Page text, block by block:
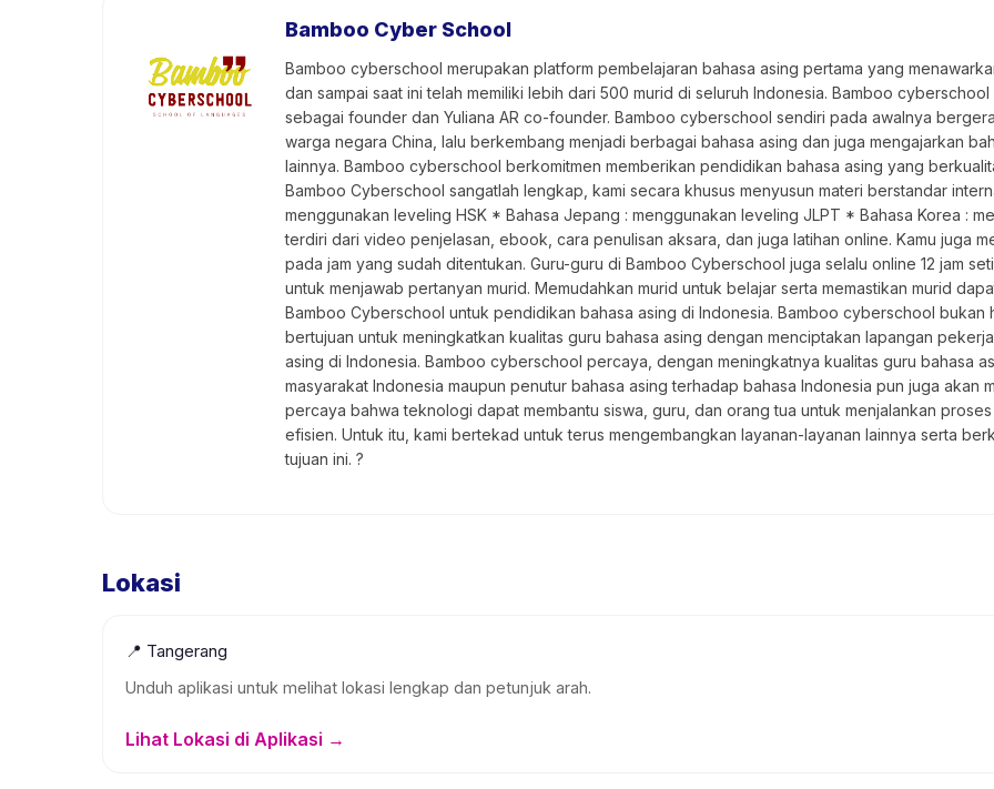
Bamboo Cyber School
Bamboo cyberschool merupakan platform pembelajaran bahasa asing pertama yang
dan sampai saat ini telah memiliki lebih dari 500 murid di seluruh Indonesia. Bamboo
sebagai founder dan Yuliana AR co-founder. Bamboo cyberschool sendiri pada awalnya
warga negara China, lalu berkembang menjadi berbagai bahasa asing dan juga mengajarkan
lainnya. Bamboo cyberschool berkomitmen memberikan pendidikan bahasa asing yang
Bamboo Cyberschool sangatlah lengkap, kami secara khusus menyusun materi berstandar
menggunakan leveling HSK * Bahasa Jepang : menggunakan leveling JLPT * Bahasa Korea :
terdiri dari video penjelasan, ebook, cara penulisan aksara, dan juga latihan online. Kamu juga
pada jam yang sudah ditentukan. Guru-guru di Bamboo Cyberschool juga selalu online 12 jam
untuk menjawab pertanyan murid. Memudahkan murid untuk belajar serta memastikan murid
Bamboo Cyberschool untuk pendidikan bahasa asing di Indonesia. Bamboo cyberschool
bertujuan untuk meningkatkan kualitas guru bahasa asing dengan menciptakan lapangan
asing di Indonesia. Bamboo cyberschool percaya, dengan meningkatnya kualitas guru bahasa
masyarakat Indonesia maupun penutur bahasa asing terhadap bahasa Indonesia pun juga akan
percaya bahwa teknologi dapat membantu siswa, guru, dan orang tua untuk menjalankan
efisien. Untuk itu, kami bertekad untuk terus mengembangkan layanan-layanan lainnya serta
tujuan ini. ?
Lokasi
📍 Tangerang
Unduh aplikasi untuk melihat lokasi lengkap dan petunjuk arah.
Lihat Lokasi di Aplikasi →